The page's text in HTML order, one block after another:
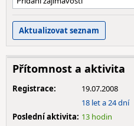
Přítomnost a aktivita
Registrace:
19.07.2008
18 let a 24 dní
Poslední aktivita: 13 hodin